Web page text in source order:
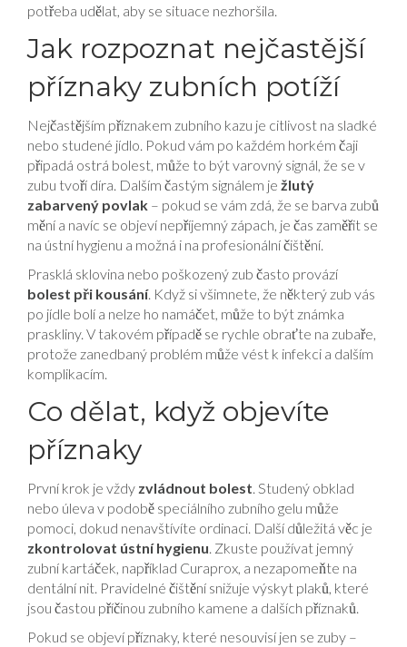
potřeba udělat, aby se situace nezhoršila.
Jak rozpoznat nejčastější
příznaky zubních potíží
Nejčastějším příznakem zubního kazu je citlivost na sladké
nebo studené jídlo. Pokud vám po každém horkém čaji
připadá ostrá bolest, může to být varovný signál, že se v
zubu tvoří díra. Dalším častým signálem je žlutý
zabarvený povlak – pokud se vám zdá, že se barva zubů
mění a navíc se objeví nepříjemný zápach, je čas zaměřit se
na ústní hygienu a možná i na profesionální čištění.
Prasklá sklovina nebo poškozený zub často provází
bolest při kousání. Když si všimnete, že některý zub vás
po jídle bolí a nelze ho namáčet, může to být známka
praskliny. V takovém případě se rychle obraťte na zubaře,
protože zanedbaný problém může vést k infekci a dalším
komplikacím.
Co dělat, když objevíte
příznaky
První krok je vždy zvládnout bolest. Studený obklad
nebo úleva v podobě speciálního zubního gelu může
pomoci, dokud nenavštívíte ordinaci. Další důležitá věc je
zkontrolovat ústní hygienu. Zkuste používat jemný
zubní kartáček, například Curaprox, a nezapomeňte na
dentální nit. Pravidelné čištění snižuje výskyt plaků, které
jsou častou příčinou zubního kamene a dalších příznaků.
Pokud se objeví příznaky, které nesouvisí jen se zuby –